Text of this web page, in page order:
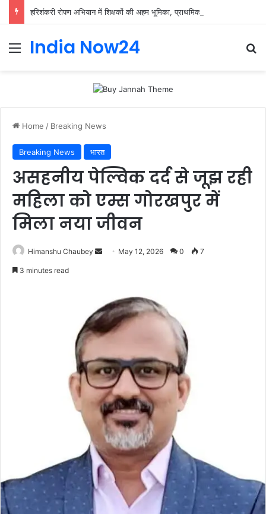
India Now24
Home / Breaking News
Breaking News भारत
असहनीय पेल्विक दर्द से जूझ रही
महिला को एम्स गोरखपुर में
मिला नया जीवन
Himanshu Chaubey May 12, 2026 0 7
3 minutes read